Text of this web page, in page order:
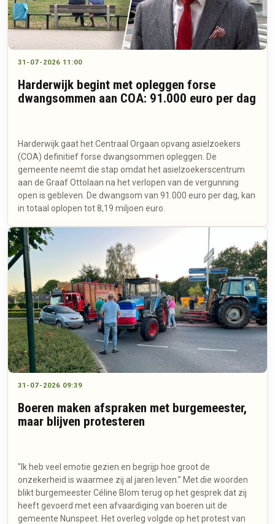
31-07-2026 11:00
Harderwijk begint met opleggen forse
dwangsommen aan COA: 91.000 euro per dag
Harderwijk gaat het Centraal Orgaan opvang asielzoekers
(COA) definitief forse dwangsommen opleggen. De
gemeente neemt die stap omdat het asielzoekerscentrum
aan de Graaf Ottolaan na het verlopen van de vergunning
open is gebleven. De dwangsom van 91.000 euro per dag, kan
in totaal oplopen tot 8,19 miljoen euro.
31-07-2026 09:39
Boeren maken afspraken met burgemeester,
maar blijven protesteren
"Ik heb veel emotie gezien en begrijp hoe groot de
onzekerheid is waarmee zij al jaren leven.” Met die woorden
blikt burgemeester Céline Blom terug op het gesprek dat zij
heeft gevoerd met een afvaardiging van boeren uit de
gemeente Nunspeet. Het overleg volgde op het protest van